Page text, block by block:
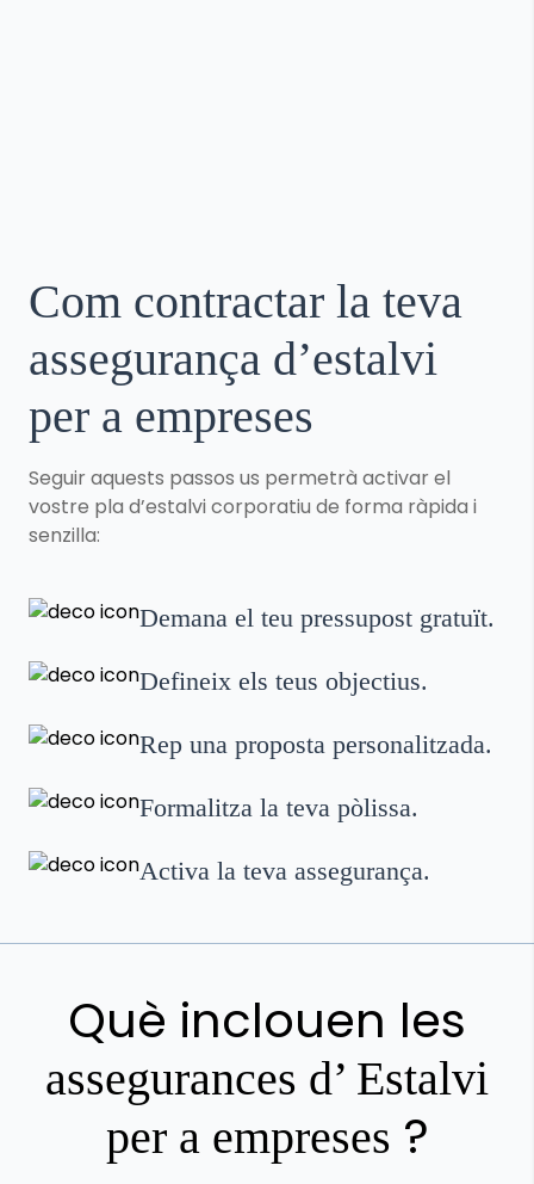
Com contractar la teva
assegurança d’estalvi
per a empreses
Seguir aquests passos us permetrà activar el
vostre pla d’estalvi corporatiu de forma ràpida i
senzilla:
Demana el teu pressupost gratuït.
Defineix els teus objectius.
Rep una proposta personalitzada.
Formalitza la teva pòlissa.
Activa la teva assegurança.
Què inclouen les
assegurances d’ Estalvi
per a empreses ?